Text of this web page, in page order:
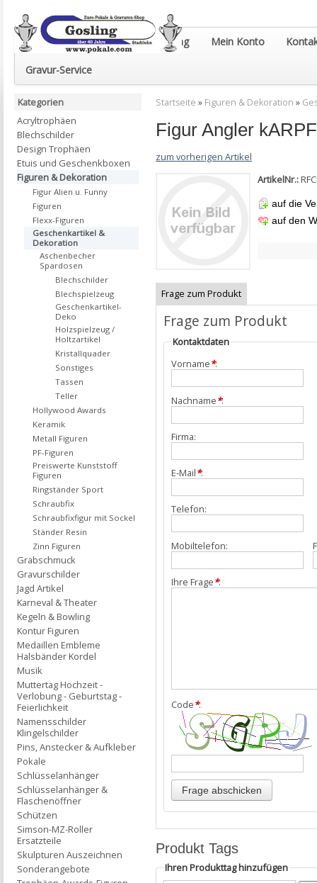
Euro-Pokale & Gravur-Shop Gosling Mein Konto
Gravur-Service
Startseite » Figuren & Dekoration »
Figur Angler
zum vorherigen Artikel
ArtikelNr.:
auf die
auf den
Frage zum Produkt
Frage zum Produkt
Kontaktdaten
Vorname*:
Nachname*:
Firma:
E-Mail*:
Telefon:
Mobiltelefon:
Ihre Frage*:
Code*:
Produkt Tags
Ihren Produkttag hinzufügen
Kategorien
Acryltrophäen
Blechschilder
Design Trophäen
Etuis und Geschenkboxen
Figuren & Dekoration
Figur Alien u. Funny
Figuren
Flexx-Figuren
Geschenkartikel &
Dekoration
Aschenbecher
Spardosen
Blechschilder
Blechspielzeug
Geschenkartikel-
Deko
Holzspielzeug /
Holtzartikel
Kristallquader
Sonstiges
Tassen
Teller
Hollywood Awards
Keramik
Metall Figuren
PF-Figuren
Preiswerte Kunststoff
Figuren
Ringständer Sport
Schraubfix
Schraubfixfigur mit Sockel
Ständer Resin
Zinn Figuren
Grabschmuck
Gravurschilder
Jagd Artikel
Karneval & Theater
Kegeln & Bowling
Kontur Figuren
Medaillen Embleme
Halsbänder Kordel
Musik
Muttertag Hochzeit -
Verlobung - Geburtstag -
Feierlichkeit
Namensschilder
Klingelschilder
Pins, Anstecker & Aufkleber
Pokale
Schlüsselanhänger
Schlüsselanhänger &
Flaschenöffner
Schützen
Simson-MZ-Roller
Ersatzteile
Skulpturen Auszeichnen
Sonderangebote